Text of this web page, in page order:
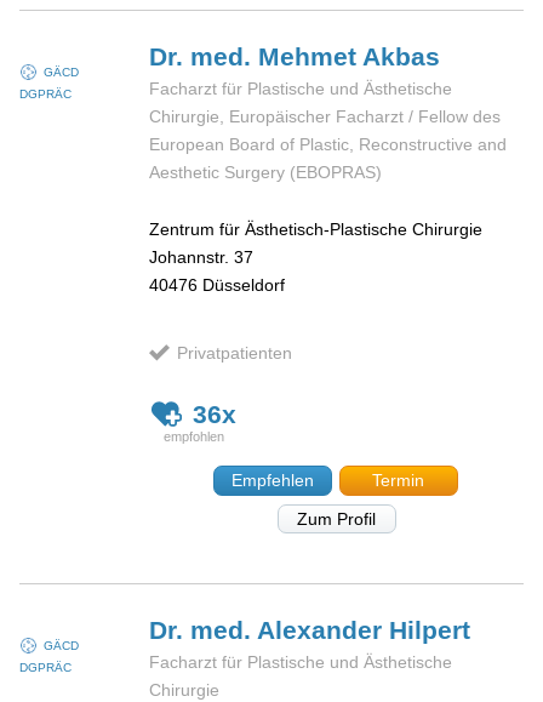
GÄCD
DGPRÄC
Dr. med. Mehmet Akbas
Facharzt für Plastische und Ästhetische
Chirurgie, Europäischer Facharzt / Fellow des
European Board of Plastic, Reconstructive and
Aesthetic Surgery (EBOPRAS)
Zentrum für Ästhetisch-Plastische Chirurgie
Johannstr. 37
40476 Düsseldorf
Privatpatienten
36x
Empfehlen
Termin
Zum Profil
GÄCD
DGPRÄC
Dr. med. Alexander Hilpert
Facharzt für Plastische und Ästhetische
Chirurgie